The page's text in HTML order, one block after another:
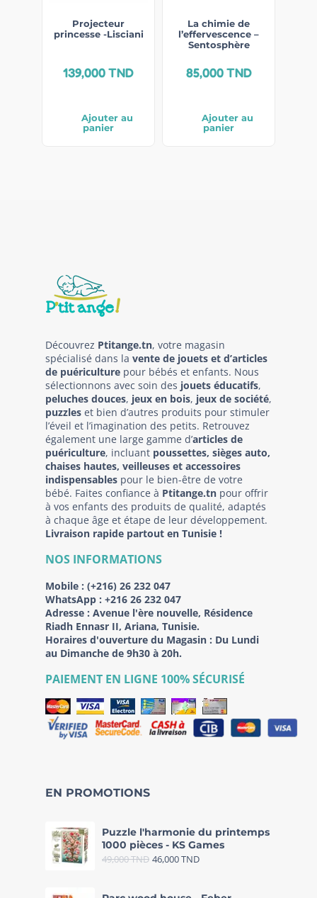
Projecteur
princesse -Lisciani
139,000TND
Ajouter au
panier
La chimie de
l’effervescence –
Sentosphère
85,000TND
Ajouter au
panier
Découvrez Ptitange.tn, votre magasin
spécialisé dans la vente de jouets et d’articles
de puériculture pour bébés et enfants. Nous
sélectionnons avec soin des jouets éducatifs,
peluches douces, jeux en bois, jeux de société,
puzzles et bien d’autres produits pour stimuler
l’éveil et l’imagination des petits. Retrouvez
également une large gamme d’articles de
puériculture, incluant poussettes, sièges auto,
chaises hautes, veilleuses et accessoires
indispensables pour le bien-être de votre
bébé. Faites confiance à Ptitange.tn pour offrir
à vos enfants des produits de qualité, adaptés
à chaque âge et étape de leur développement.
Livraison rapide partout en Tunisie !
NOS INFORMATIONS
Mobile : (+216) 26 232 047
WhatsApp : +216 26 232 047
Adresse : Avenue l'ère nouvelle, Résidence
Riadh Ennasr II, Ariana, Tunisie.
Horaires d'ouverture du Magasin : Du Lundi
au Dimanche de 9h30 à 20h.
PAIEMENT EN LIGNE 100% SÉCURISÉ
EN PROMOTIONS
Puzzle l'harmonie du printemps
1000 pièces - KS Games
49,000TND 46,000TND